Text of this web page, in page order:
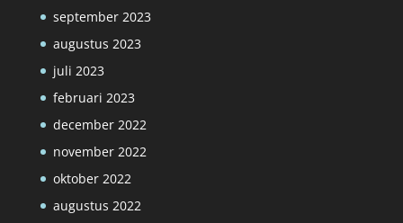
september 2023
augustus 2023
juli 2023
februari 2023
december 2022
november 2022
oktober 2022
augustus 2022